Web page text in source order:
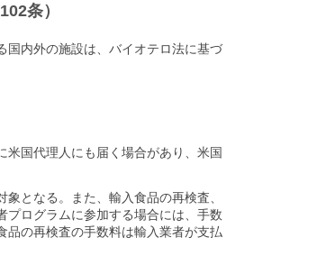
条）
国内外の施設は、バイオテロ法に基づ
国代理人にも届く場合があり、米国
となる。また、輸入食品の再検査、
プログラムに参加する場合には、手数
品の再検査の手数料は輸入業者が支払